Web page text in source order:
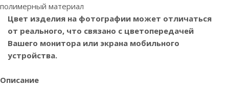
полимерный материал
Цвет изделия на фотографии может отличаться
от реального, что связано с цветопередачей
Вашего монитора или экрана мобильного
устройства.
Описание